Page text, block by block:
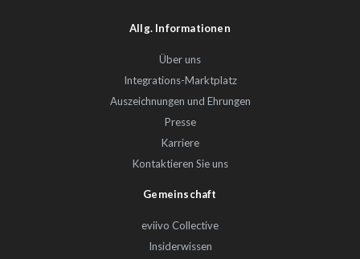
Allg. Informationen
Über uns
Integrations-Marktplatz
Auszeichnungen und Ehrungen
Presse
Karriere
Kontaktieren Sie uns
Gemeinschaft
eviivo Collective
Insiderwissen